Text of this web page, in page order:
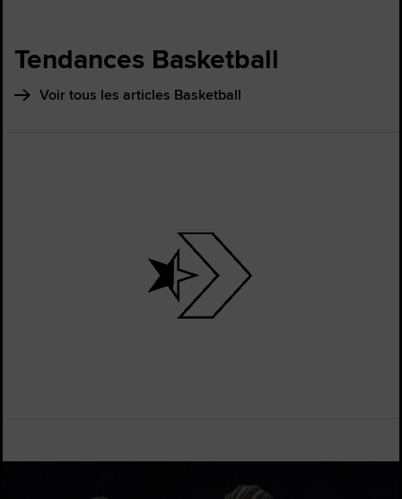
Tendances Basketball
Voir tous les articles Basketball